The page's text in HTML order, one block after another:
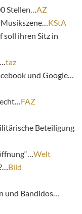
Stellen… AZ
KStA
ihren Sitz in
taz
und Google…
FAZ
Beteiligung
Welt
Bild
und Bandidos…